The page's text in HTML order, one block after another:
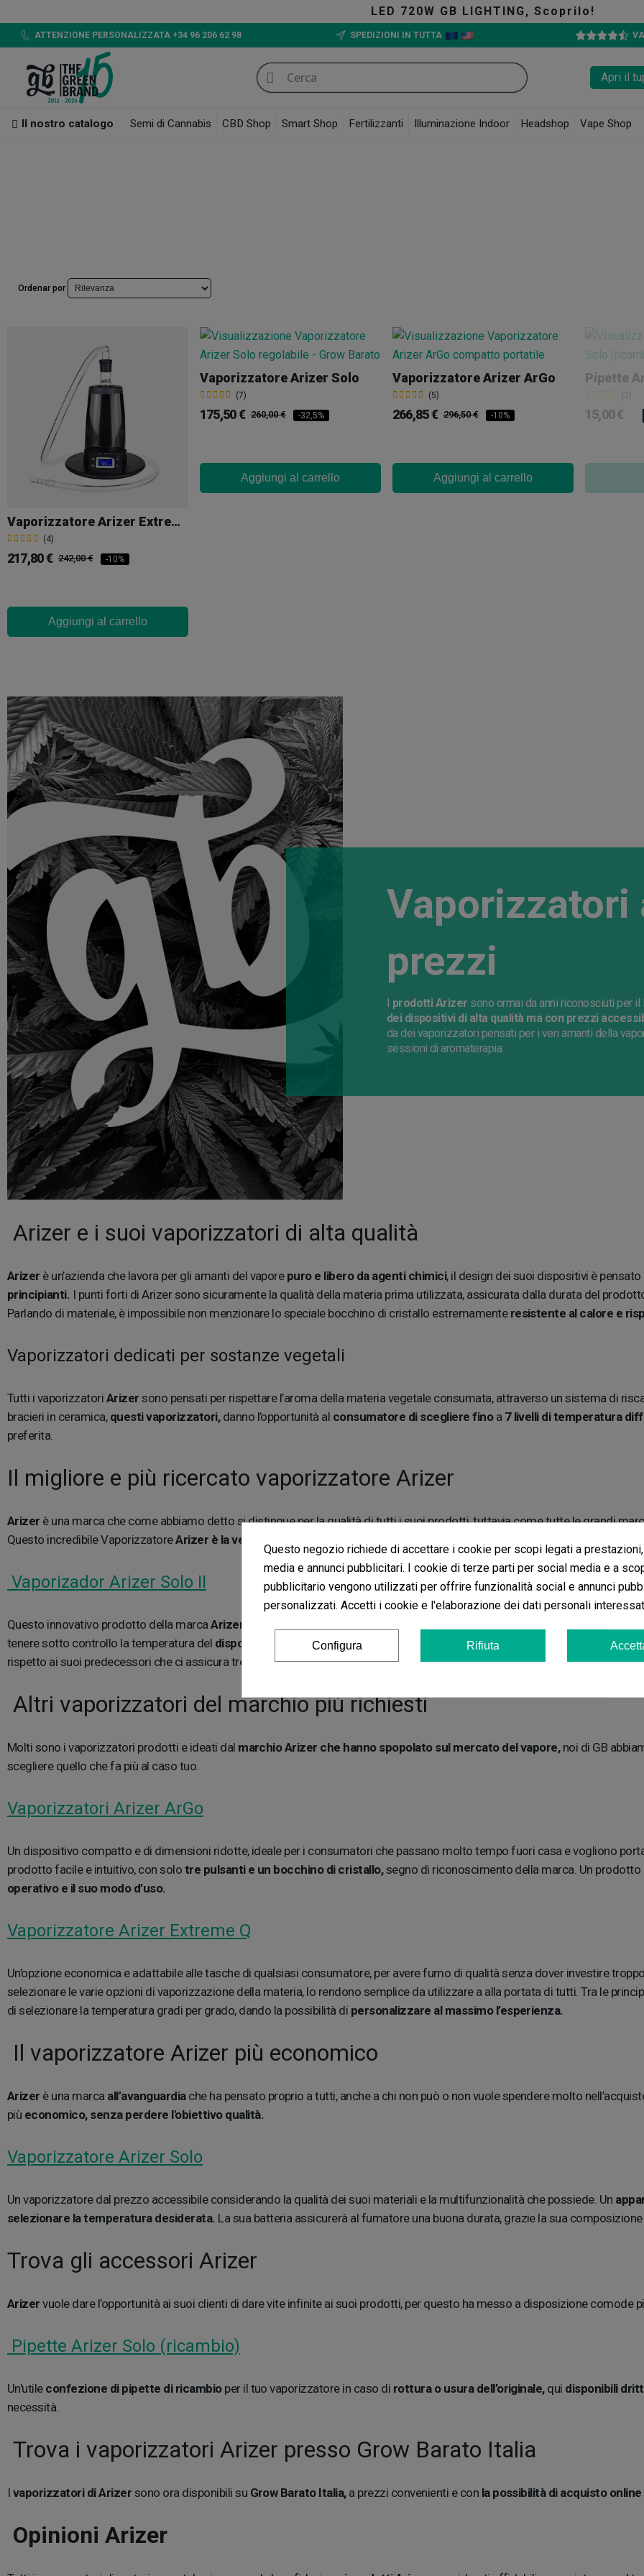
LED 720W GB LIGHTING, Scoprilo!
ATTENZIONE PERSONALIZZATA +34 96 206 62 98 SPEDIZIONI IN TUTTA
Apri il
Il nostro catalogo Semi di Cannabis CBD Shop Smart Shop Fertilizzanti Illuminazione Indoor Headshop Vape Shop
Ordenar por
Vaporizzatore Arizer Extreme Q
(4)
217,80 € 242,00 € -10%
Aggiungi al carrello
Vaporizzatore Arizer Solo
(7)
175,50 € 260,00 € -32,5%
Aggiungi al carrello
Vaporizzatore Arizer ArGo
(5)
266,85 € 296,50 € -10%
Aggiungi al carrello
(3)
15,00 €
Vaporizzatori
prezzi
prodotti Arizer sono ormai da anni riconosciuti per
dei dispositivi di alta qualità ma con prezzi
da dei vaporizzatori pensati per i veri amanti della
sessioni di aromaterapia.
Arizer e i suoi vaporizzatori di alta qualità
Arizer è un’azienda che lavora per gli amanti del vaporepuro e libero da agenti chimici, il design dei suoi dispositivi è pensato
principianti. I punti forti di Arizer sono sicuramente la qualità della materia prima utilizzata, assicurata dalla durata del
Parlando di materiale, è impossibile non menzionare lo speciale bocchino di cristallo estremamenteresistente al calore e
Vaporizzatori dedicati per sostanze vegetali
Tutti i vaporizzatori Arizer sono pensati per rispettare l’aroma della materia vegetale consumata, attraverso un sistema di
bracieri in ceramica, questi vaporizzatori,danno l’opportunità al consumatore di scegliere finoa 7 livelli di temperatura
preferita.
Il migliore e più ricercato vaporizzatore Arizer
Arizer è una marca che come abbiamo detto si distingue per la qualità di tutti i suoi prodotti, tuttavia come tutte le grandi
Questo incredibile VaporizzatoreArizer è la versione 2.0 dei grandi classici
Vaporizador Arizer Solo II
Questo innovativo prodotto della marcaArizer riunisce tutte le caratteristiche estetiche dei grandi classici aggiungendo
tenere sotto controllo la temperatura del dispositivo e funzioni nuove
come quella di aromaterapia. In aggiunta, la batteria
rispetto ai suoi predecessori che ci assicura tre ore di funzionamento.
Altri vaporizzatori del marchio più richiesti
Molti sono i vaporizzatori prodotti e ideati dal marchio Arizer che hanno spopolato sul mercato del vapore,noi di GB
scegliere quello che fa più al caso tuo.
Vaporizzatori Arizer ArGo
Un dispositivo compatto e di dimensioni ridotte, ideale per i consumatori che passano molto tempo fuori casa e vogliono
prodotto facile e intuitivo, con solo tre pulsanti e un bocchino di cristallo,segno di riconoscimento della marca. Un
operativo e il suo modo d’uso.
Vaporizzatore Arizer Extreme Q
Un’opzione economica e adattabile alle tasche di qualsiasi consumatore, per avere fumo di qualità senza dover investire
selezionare le varie opzioni di vaporizzazione della materia, lo rendono semplice da utilizzare a alla portata di tutti. Tra le
di selezionare la temperatura gradi per grado, dando la possibilità di personalizzare al massimo l’esperienza.
Il vaporizzatore Arizer più economico
Arizer è una marca all’avanguardiache ha pensato proprio a tutti, anche a chi non può o non vuole spendere molto
più economico, senza perdere l'obiettivo qualità.
Vaporizzatore Arizer Solo
Un vaporizzatore dal prezzo accessibile considerando la qualità dei suoi materiali e la multifunzionalità che possiede. Un
selezionare la temperatura desiderata. La sua batteria assicurerà al fumatore una buona durata, grazie la sua
Trova gli accessori Arizer
Arizer vuole dare l’opportunità ai suoi clienti di dare vite infinite ai suoi prodotti, per questo ha messo a disposizione comode
Pipette Arizer Solo (ricambio)
Un'utile confezione di pipette di ricambioper il tuo vaporizzatore in caso di rottura o usura dell’originale,qui disponibili
necessità.
Trova i vaporizzatori Arizer presso Grow Barato Italia
I vaporizzatori di Arizer sono ora disponibili su Grow Barato Italia,a prezzi convenienti e con la possibilità di acquisto
Opinioni Arizer
Questo negozio richiede di accettare i cookie per scopi legati a
media e annunci pubblicitari. I cookie di terze parti per social media e a
pubblicitario vengono utilizzati per offrire funzionalità social e annunci
personalizzati. Accetti i cookie e l'elaborazione dei dati personali
Configura Rifiuta